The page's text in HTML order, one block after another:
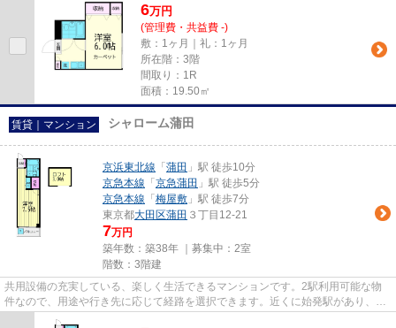
6万円
(管理費・共益費 -)
敷：1ヶ月｜礼：1ヶ月
所在階：3階
間取り：1R
面積：19.50㎡
賃貸｜マンション シャローム蒲田
京浜東北線 「 蒲田 」駅 徒歩10分
京急本線 「 京急蒲田 」駅 徒歩5分
京急本線 「 梅屋敷 」駅 徒歩7分
東京都大田区蒲田 ３丁目12-21
7万円
築年数：築38年 ｜募集中： 2室
階数：3階建
共用設備の充実している、楽しく生活できるマンションです。2駅利用可能な物
件なので、用途や行き先に応じて経路を選択できます。近くに始発駅があり、通
勤時でも電車に座りやすいです...